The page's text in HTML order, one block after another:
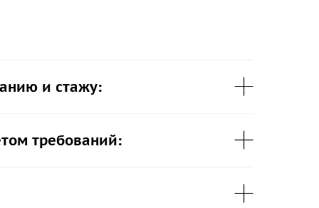
и стажу:
требований: